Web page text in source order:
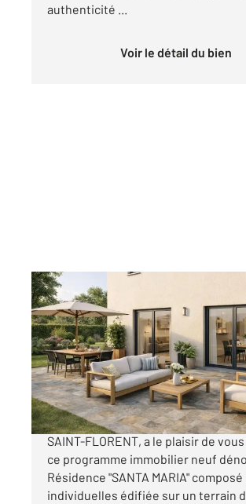
authenticité ...
Voir le détail du bien
ST FLORENT 202
106,90 m2, 4 pièces
Ref : 3398
Maison à vendre
608 400 €
Votre agence CENTURY 21 Dary
SAINT-FLORENT, a le plaisir de
ce programme immobilier neuf
Résidence "SANTA MARIA"
individuelles édifiée sur un terrain